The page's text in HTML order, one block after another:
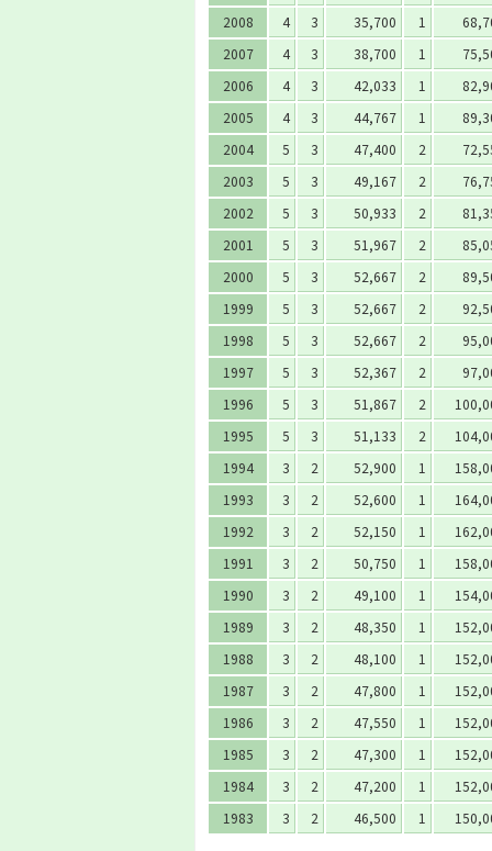
2008
4 3 35,700 1
2007
4 3 38,700 1
2006
4 3 42,033 1
2005
4 3 44,767 1
2004
5 3 47,400 2
2003
5 3 49,167 2
2002
5 3 50,933 2
2001
5 3 51,967 2
2000
5 3 52,667 2
1999
5 3 52,667 2
1998
5 3 52,667 2
1997
5 3 52,367 2
1996
5 3 51,867 2
1995
5 3 51,133 2
1994
3 2 52,900 1
1993
3 2 52,600 1
1992
3 2 52,150 1
1991
3 2 50,750 1
1990
3 2 49,100 1
1989
3 2 48,350 1
1988
3 2 48,100 1
1987
3 2 47,800 1
1986
3 2 47,550 1
1985
3 2 47,300 1
1984
3 2 47,200 1
1983
3 2 46,500 1